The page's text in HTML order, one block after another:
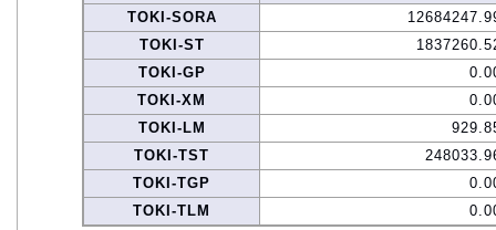
TOKI-SORA
TOKI-ST
TOKI-GP
TOKI-XM
TOKI-LM
TOKI-TST
TOKI-TGP
TOKI-TLM